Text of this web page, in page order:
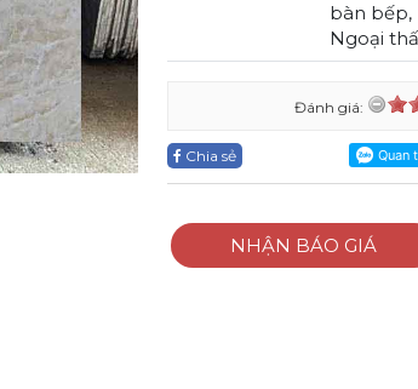
bàn bếp,
Ngoại
Đánh giá:
Chia sẻ
NHẬN BÁO GIÁ